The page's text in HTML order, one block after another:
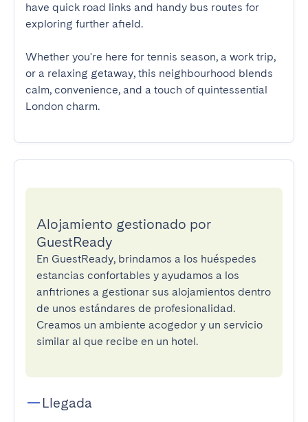
have quick road links and handy bus routes for
exploring further afield.
Whether you're here for tennis season, a work trip,
or a relaxing getaway, this neighbourhood blends
calm, convenience, and a touch of quintessential
London charm.
Alojamiento gestionado por
GuestReady
En GuestReady, brindamos a los huéspedes
estancias confortables y ayudamos a los
anfitriones a gestionar sus alojamientos dentro
de unos estándares de profesionalidad.
Creamos un ambiente acogedor y un servicio
similar al que recibe en un hotel.
Llegada